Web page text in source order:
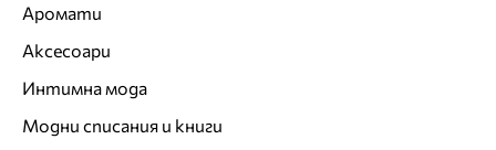
Аромати
Аксесоари
Интимна мода
Модни списания и книги